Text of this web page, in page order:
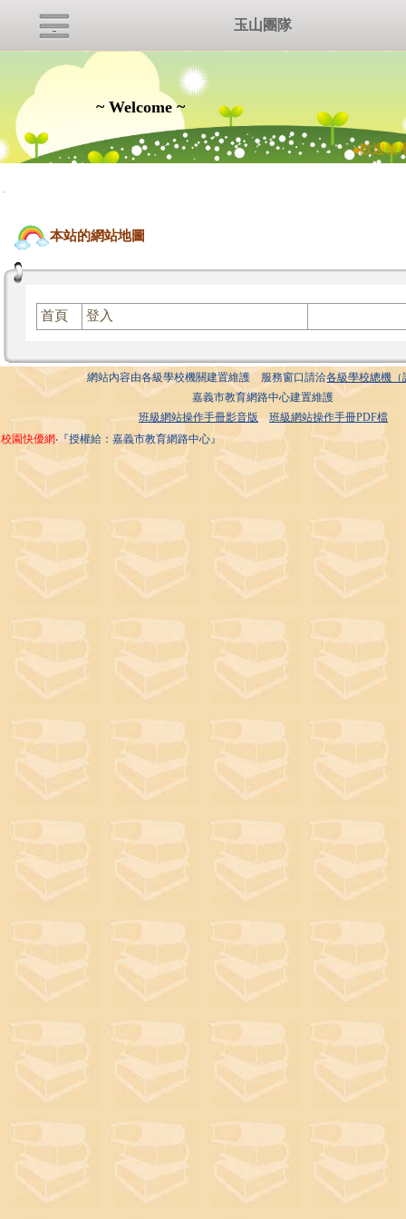
~ Welcome ~
●歡迎使
:::
本站的網站地圖
首頁 登入
網站內容由各級學校機關建置維護 服務窗口請洽各級學校總機（
嘉義市教育網路中心建置維護
班級網站操作手冊影音版
班級網站操作手冊PDF檔
校園快優網‧『授權給：嘉義市教育網路中心』
玉山團隊